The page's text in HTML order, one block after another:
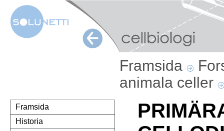
Framsida
animala celler
Framsida
Historia